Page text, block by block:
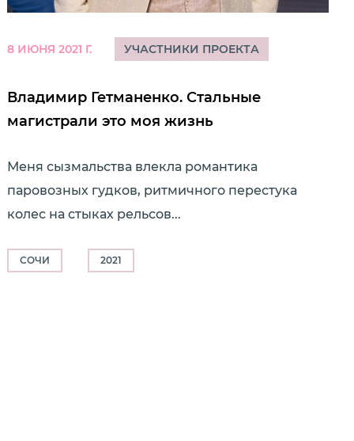
8 ИЮНЯ 2021 Г. УЧАСТНИКИ ПРОЕКТА
Владимир Гетманенко. Стальные
магистрали это моя жизнь
Меня сызмальства влекла романтика
паровозных гудков, ритмичного перестука
колес на стыках рельсов...
СОЧИ 2021